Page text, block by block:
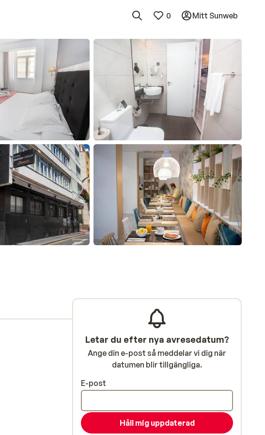
0 Mitt Sunweb
Letar du efter nya avresedatum?
Ange din e-post så meddelar vi dig när
datumen blir tillgängliga.
E-post
Håll mig uppdaterad